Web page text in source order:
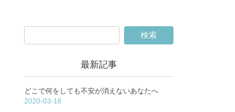
最新記事
どこで何をしても不安が消えないあなたへ
2020-03-16